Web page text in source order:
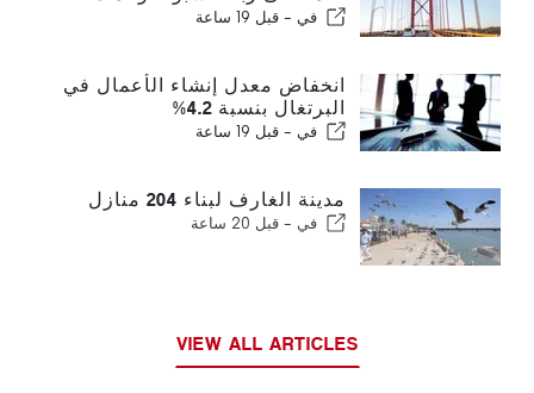
في - قبل 19 ساعة
انخفاض معدل إنشاء الأعمال في
البرتغال بنسبة 4.2%
في - قبل 19 ساعة
مدينة الغارف لبناء 204 منازل
في - قبل 20 ساعة
VIEW ALL ARTICLES